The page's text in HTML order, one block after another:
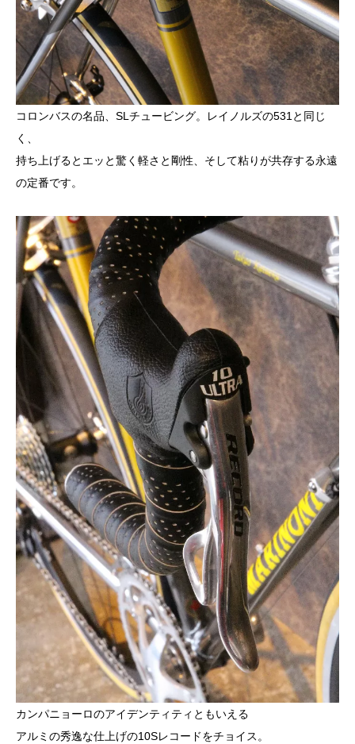
コロンバスの名品、SLチュービング。レイノルズの531と同じ
く、
持ち上げるとエッと驚く軽さと剛性、そして粘りが共存する永遠
の定番です。
カンパニョーロのアイデンティティともいえる
アルミの秀逸な仕上げの10Sレコードをチョイス。